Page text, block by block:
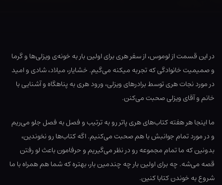
در این قسمت از لوموس، از سفر هری برای اولین بار به خونه‌ی ویزلی‌ها و گرما
و صمیمیت خانوادگی که تجربه میکنه می‌گیم. خشایار، میلاد، شادی و امید
در مورد نجات هری توسط برادرهای ویزلی، ورود هری به پناهگاه و آشنایی با
خانم و آقای ویزلی صحبت می‌کنن.
ما اینجا هر هفته کتاب‌های هری پاتر رو به ترتیب و فصل به فصل جلو می‌ریم
و در مورد تمام جوانبش با هم صحبت می‌کنیم. اگه کتاب‌ها رو نخوندین،
بدونین که ما تمام مجموعه رو در نظر می‌گیریم و حرفامون باعث لو رفتن
قصه می‌شه. چه برای اولین بار چه چندمین بار، بهتره که شما هم همراه با ما
شروع به خوندن کتابا کنین.